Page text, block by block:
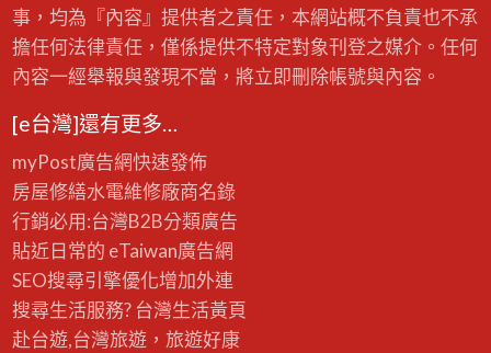
事，均為『內容』提供者之責任，本網站概不負責也不承
擔任何法律責任，僅係提供不特定對象刊登之媒介。任何
內容一經舉報與發現不當，將立即刪除帳號與內容。
[e台灣]還有更多…
myPost廣告網快速發佈
房屋修繕水電維修廠商名錄
行銷必用:台灣B2B分類廣告
貼近日常的 eTaiwan廣告網
SEO搜尋引擎優化增加外連
搜尋生活服務? 台灣生活黃頁
赴台遊,台灣旅遊，旅遊好康